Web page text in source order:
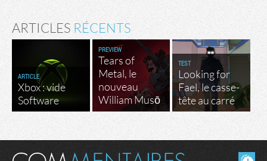
ARTICLES RÉCENTS
ARTICLE
Xbox : vide
Software
PREVIEW
Tears of
Metal, le
nouveau
William Musō
TEST
Looking for
Fael, le casse-
tête au carré
Masquer les commentaires lus.